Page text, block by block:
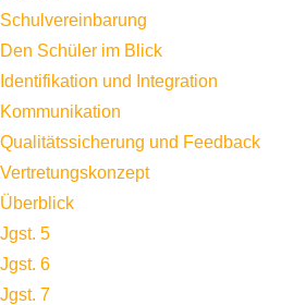
Schulvereinbarung
Den Schüler im Blick
Identifikation und Integration
Kommunikation
Qualitätssicherung und Feedback
Vertretungskonzept
Überblick
Jgst. 5
Jgst. 6
Jgst. 7